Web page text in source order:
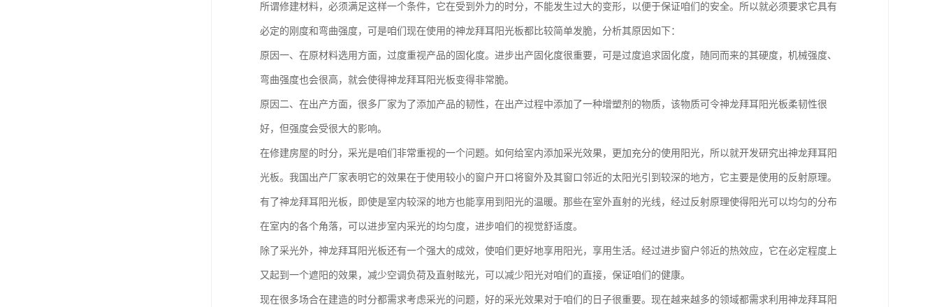
所谓修建材料，必须满足这样一个条件，它在受到外力的时分，不能发生过大的变形，以便于保证咱们的安全。所以就必须要求它具有
必定的刚度和弯曲强度，可是咱们现在使用的神龙拜耳阳光板都比较简单发脆，分析其原因如下：
原因一、在原材料选用方面，过度重视产品的固化度。进步出产固化度很重要，可是过度追求固化度，随同而来的其硬度，机械强度、
弯曲强度也会很高，就会使得神龙拜耳阳光板变得非常脆。
原因二、在出产方面，很多厂家为了添加产品的韧性，在出产过程中添加了一种增塑剂的物质，该物质可令神龙拜耳阳光板柔韧性很
好，但强度会受很大的影响。
在修建房屋的时分，采光是咱们非常重视的一个问题。如何给室内添加采光效果，更加充分的使用阳光，所以就开发研究出神龙拜耳阳
光板。我国出产厂家表明它的效果在于使用较小的窗户开口将窗外及其窗口邻近的太阳光引到较深的地方，它主要是使用的反射原理。
有了神龙拜耳阳光板，即使是室内较深的地方也能享用到阳光的温暖。那些在室外直射的光线，经过反射原理使得阳光可以均匀的分布
在室内的各个角落，可以进步室内采光的均匀度，进步咱们的视觉舒适度。
除了采光外，神龙拜耳阳光板还有一个强大的成效，使咱们更好地享用阳光，享用生活。经过进步窗户邻近的热效应，它在必定程度上
又起到一个遮阳的效果，减少空调负荷及直射眩光，可以减少阳光对咱们的直接，保证咱们的健康。
现在很多场合在建造的时分都需求考虑采光的问题，好的采光效果对于咱们的日子很重要。现在越来越多的领域都需求利用神龙拜耳阳